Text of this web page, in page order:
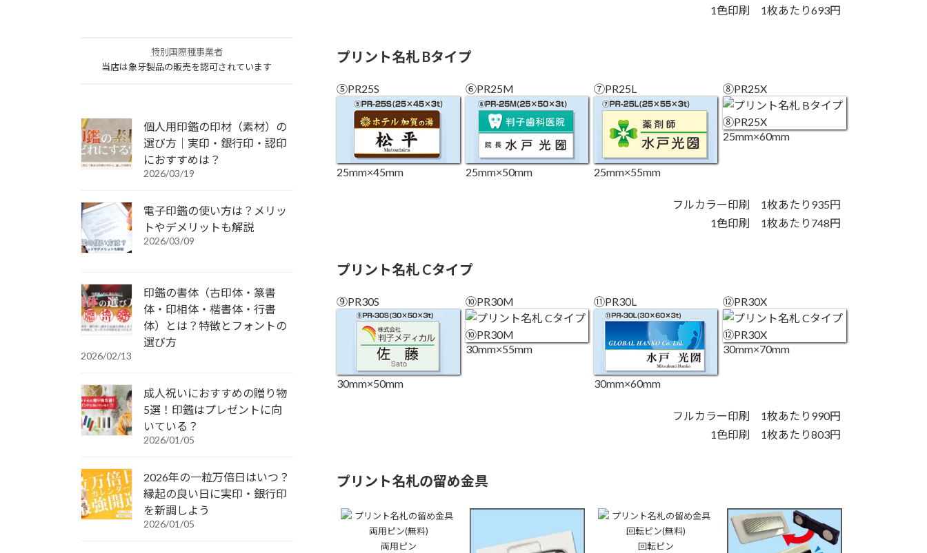
1色印刷 1枚あたり693円
プリント名札 Bタイプ
⑤PR25S
25mm×45mm
⑥PR25M
25mm×50mm
⑦PR25L
25mm×55mm
⑧PR25X
25mm×60mm
フルカラー印刷 1枚あたり935円
1色印刷 1枚あたり748円
プリント名札 Cタイプ
⑨PR30S
30mm×50mm
⑩PR30M
30mm×55mm
⑪PR30L
30mm×60mm
⑫PR30X
30mm×70mm
フルカラー印刷 1枚あたり990円
1色印刷 1枚あたり803円
プリント名札の留め金具
両用ピン
回転ピン
特別国際種事業者
当店は象牙製品の販売を認可されています
個人用印鑑の印材（素材）の
選び方｜実印・銀行印・認印
におすすめは？
2026/03/19
電子印鑑の使い方は？メリッ
トやデメリットも解説
2026/03/09
印鑑の書体（古印体・篆書
体・印相体・楷書体・行書
体）とは？特徴とフォントの
選び方
2026/02/13
成人祝いにおすすめの贈り物
5選！印鑑はプレゼントに向
いている？
2026/01/05
2026年の一粒万倍日はいつ？
縁起の良い日に実印・銀行印
を新調しよう
2026/01/05